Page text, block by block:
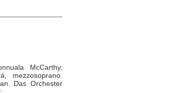
McCarthy,
mezzosoprano.
Das Orchester